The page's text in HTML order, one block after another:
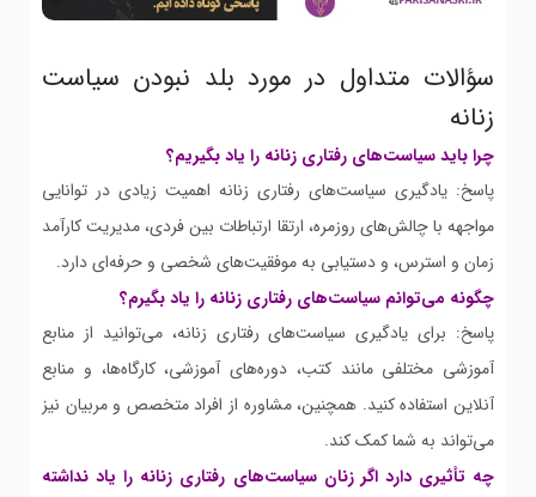
سؤالات متداول در مورد بلد نبودن سیاست
زنانه
چرا باید سیاست‌های رفتاری زنانه را یاد بگیریم؟
پاسخ: یادگیری سیاست‌های رفتاری زنانه اهمیت زیادی در توانایی
مواجهه با چالش‌های روزمره، ارتقا ارتباطات بین فردی، مدیریت کارآمد
زمان و استرس، و دستیابی به موفقیت‌های شخصی و حرفه‌ای دارد.
چگونه می‌توانم سیاست‌های رفتاری زنانه را یاد بگیرم؟
پاسخ: برای یادگیری سیاست‌های رفتاری زنانه، می‌توانید از منابع
آموزشی مختلفی مانند کتب، دوره‌های آموزشی، کارگاه‌ها، و منابع
آنلاین استفاده کنید. همچنین، مشاوره از افراد متخصص و مربیان نیز
می‌تواند به شما کمک کند.
چه تأثیری دارد اگر زنان سیاست‌های رفتاری زنانه را یاد نداشته